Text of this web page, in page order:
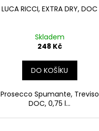
LUCA RICCI, EXTRA DRY, DOC
Skladem
248 Kč
DO KOŠÍKU
Prosecco Spumante, Treviso
DOC, 0,75 l...